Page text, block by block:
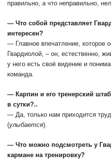
правильно, а что неправильно,
— Что собой представляет
интересен?
— Главное впечатление, которое
Гвардиолой, – он, естественно,
у него есть своё видение и
команда.
— Карпин и его тренерский
в сутки?..
— Да, только нам приходится
(улыбается).
— Что можно подсмотреть у
кармане на тренировку?